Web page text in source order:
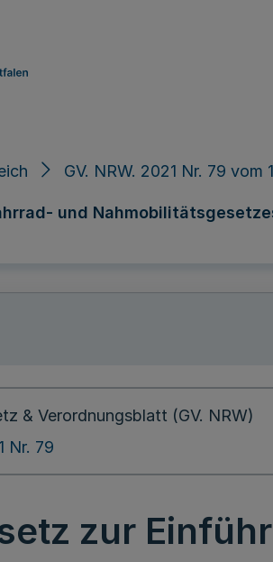
GV. NRW. 2021 Nr. 79 vom
und
& Verordnungsblatt (GV. NRW)
Nr. 79
zur